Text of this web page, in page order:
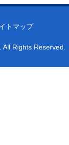
トマップ
Rights Reserved.